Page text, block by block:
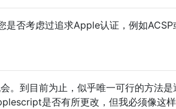
否考虑过追求Apple认证，例如ACSP
。到目前为止，似乎唯一可行的方法是
是否有所更改，但我必须像这